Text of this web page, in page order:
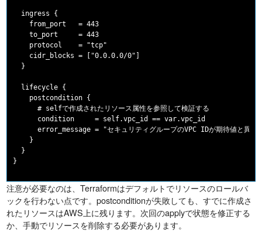
  ingress {
    from_port   = 443
    to_port     = 443
    protocol    = "tcp"
    cidr_blocks = ["0.0.0.0/0"]
  }
  lifecycle {
    postcondition {
      # selfで作成されたリソース属性を参照して検証する
      condition     = self.vpc_id == var.vpc_id
error_message = "セキュリティグループのVPC IDが期待値と
    }
  }
注意が必要なのは、Terraformはデフォルトでリソースのロールバ
ックを行わない点です。postconditionが失敗しても、すでに作成さ
れたリソースはAWS上に残ります。次回のapplyで状態を修正する
か、手動でリソースを削除する必要があります。